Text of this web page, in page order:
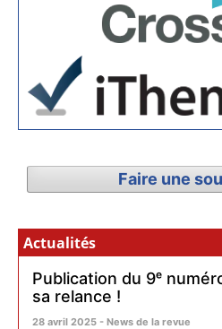
Faire une
Actualités
Publication du 9ᵉ
sa relance !
28 avril 2025 - News de la revue